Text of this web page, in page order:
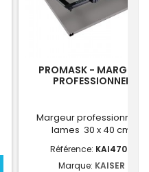
PROMASK - MARGEUR
PROFESSIONNEL
Margeur professionnel 4
lames 30 x 40 cm
Référence: KAI4704
Marque: KAISER